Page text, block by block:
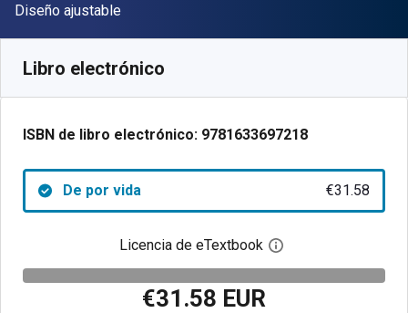
Formato
Diseño ajustable
Libro electrónico
ISBN de libro electrónico: 9781633697218
De por vida €31.58
Licencia de eTextbook Abre el cuadro de
€31.58 EUR